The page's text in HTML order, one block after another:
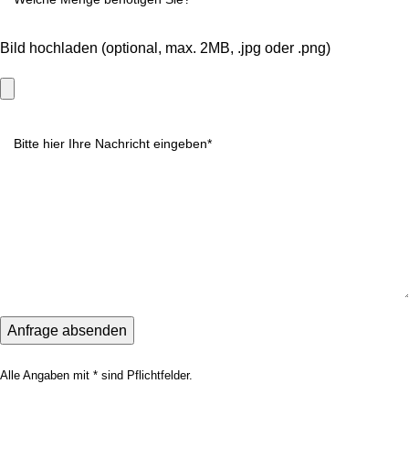
Bild hochladen (optional, max. 2MB, .jpg oder .png)
Alle Angaben mit * sind Pflichtfelder.